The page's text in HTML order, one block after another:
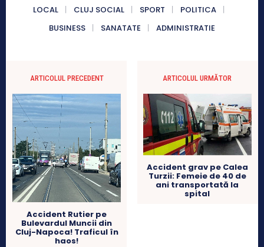
LOCAL CLUJ SOCIAL SPORT
POLITICA
BUSINESS
SANATATE ADMINISTRATIE
ARTICOLUL PRECEDENT
Accident Rutier pe
Bulevardul Muncii din
Cluj-Napoca! Traficul în
haos!
ARTICOLUL URMĂTOR
Accident grav pe Calea
Turzii: Femeie de 40 de
ani transportată la
spital